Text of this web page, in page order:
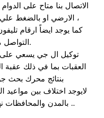
الاتصال بنا متاح على
الارضي او بالضغط علي ايقونة الهاتف ثم الاتصال ،
كما يوجد ايضاً ارقام
التواصل مع عملائنا.
توكيل ال جي يسعي على
العقبات بما في ذلك عقبة
بنتائج محرك بحث
لايوجد اختلاف بين مواعيد
بالمدن والمحافظات نهدف دائماً لراحة عملائنا ..